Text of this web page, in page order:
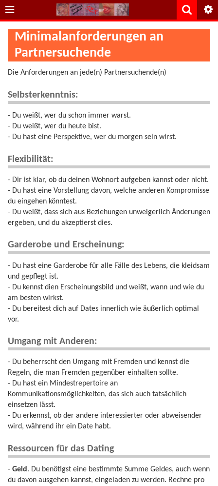
Minimalanforderungen an
Partnersuchende
Die Anforderungen an jede(n) Partnersuchende(n)
Selbsterkenntnis:
- Du weißt, wer du schon immer warst.
- Du weißt, wer du heute bist.
- Du hast eine Perspektive, wer du morgen sein wirst.
Flexibilität:
- Dir ist klar, ob du deinen Wohnort aufgeben kannst oder nicht.
- Du hast eine Vorstellung davon, welche anderen Kompromisse
du eingehen könntest.
- Du weißt, dass sich aus Beziehungen unweigerlich Änderungen
ergeben, und du akzeptierst dies.
Garderobe und Erscheinung:
- Du hast eine Garderobe für alle Fälle des Lebens, die kleidsam
und gepflegt ist.
- Du kennst dien Erscheinungsbild und weißt, wann und wie du
am besten wirkst.
- Du bereitest dich auf Dates innerlich wie äußerlich optimal
vor.
Umgang mit Anderen:
- Du beherrscht den Umgang mit Fremden und kennst die
Regeln, die man Fremden gegenüber einhalten sollte.
- Du hast ein Mindestrepertoire an
Kommunikationsmöglichkeiten, das sich auch tatsächlich
einsetzen lässt.
- Du erkennst, ob der andere interessierter oder abweisender
wird, während ihr ein Date habt.
Ressourcen für das Dating
- Geld . Du benötigst eine bestimmte Summe Geldes, auch wenn
du davon ausgehen kannst, eingeladen zu werden. Rechne pro